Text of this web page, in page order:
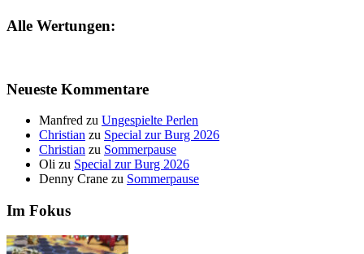
Alle Wertungen:
Neueste Kommentare
Manfred zu Ungespielte Perlen
Christian zu Special zur Burg 2026
Christian zu Sommerpause
Oli zu Special zur Burg 2026
Denny Crane zu Sommerpause
Im Fokus